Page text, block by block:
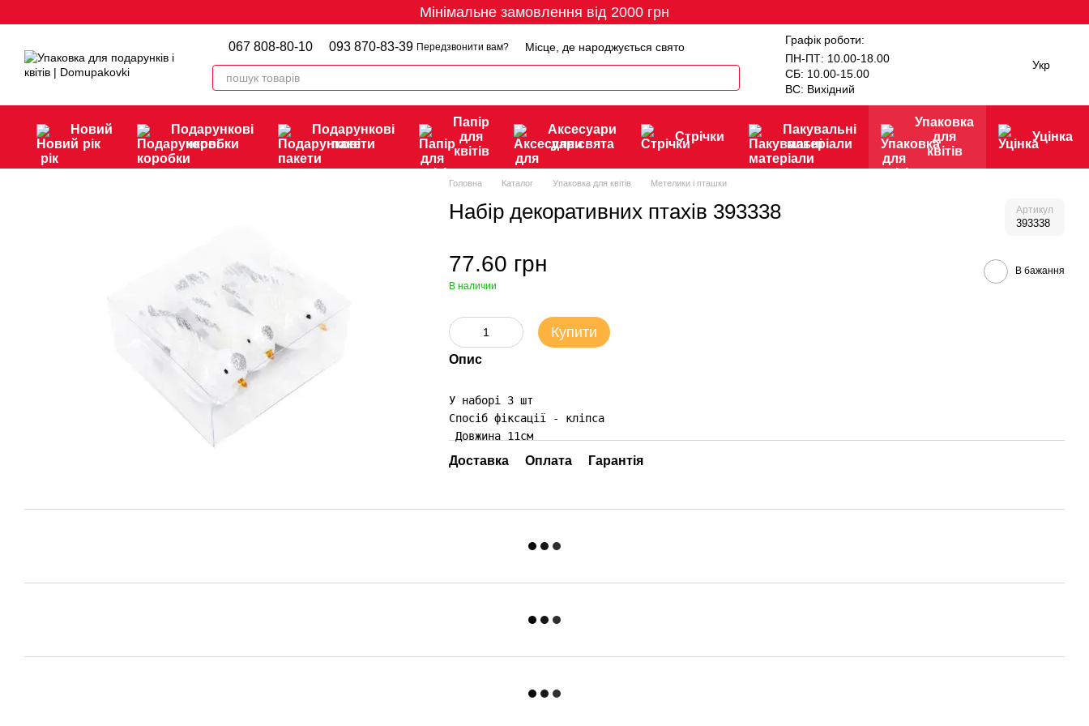
Мінімальне замовлення від 2000 грн
067 808-80-10 093 870-83-39 Передзвонити вам? Місце, де народжується свято
Графік роботи:
ПН-ПТ: 10.00-18.00
СБ: 10.00-15.00
ВС: Вихідний
Укр
Новий
рік
Подарункові
коробки
Подарункові
пакети
Папір
для
квітів
Аксесуари
для свята
Стрічки
Пакувальні
матеріали
Упаковка
для
квітів
Уцінка
Головна Каталог Упаковка для квітів Метелики і пташки
Набір декоративних птахів 393338 Артикул
393338
77.60 грн
В наличии
В бажання
Купити
Опис
У наборі 3 шт
Спосіб фіксації - кліпса
Довжина 11см
Доставка Оплата Гарантія